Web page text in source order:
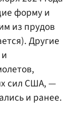
форму и
из прудов
Другие
сил США, —
и ранее.